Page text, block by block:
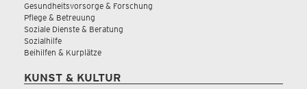
Gesundheitsvorsorge & Forschung
Pflege & Betreuung
Soziale Dienste & Beratung
Sozialhilfe
Beihilfen & Kurplätze
KUNST & KULTUR